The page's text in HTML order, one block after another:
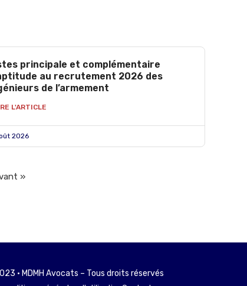
principale et complémentaire
au recrutement 2026 des
de l’armement
L'ARTICLE
2026
»
• MDMH Avocats – Tous droits réservés